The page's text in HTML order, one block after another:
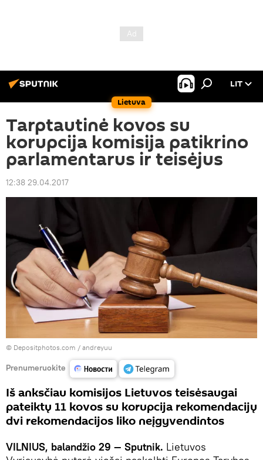
Lietuva
LIT
Tarptautinė kovos su
korupcija komisija patikrino
parlamentarus ir teisėjus
12:38 29.04.2017
© Depositphotos.com / andreyuu
Prenumeruokite
Iš anksčiau komisijos Lietuvos teisėsaugai
pateiktų 11 kovos su korupcija rekomendacijų
dvi rekomendacijos liko neįgyvendintos
VILNIUS, balandžio 29 — Sputnik. Lietuvos